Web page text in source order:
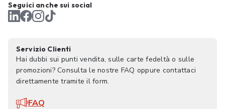
Seguici anche sui social
Servizio Clienti
Hai dubbi sui punti vendita, sulle carte fedeltà o sulle
promozioni? Consulta le nostre FAQ oppure contattaci
direttamente tramite il form.
FAQ